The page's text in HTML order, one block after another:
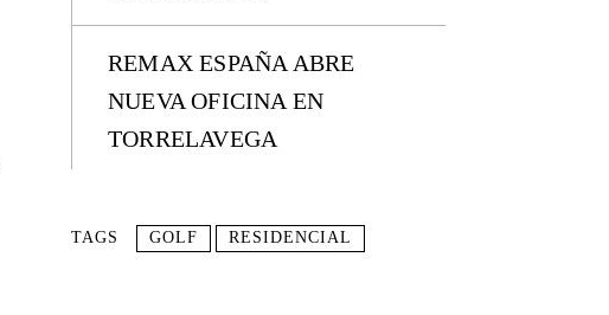
REMAX ESPAÑA ABRE
NUEVA OFICINA EN
TORRELAVEGA
TAGS GOLF RESIDENCIAL